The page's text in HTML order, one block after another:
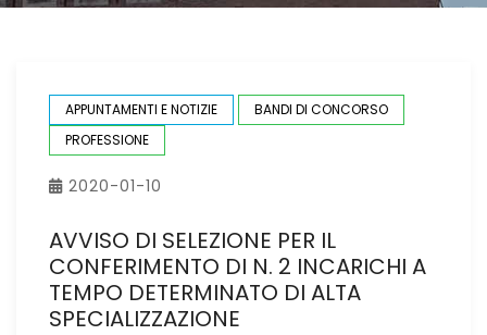
APPUNTAMENTI E NOTIZIE
BANDI DI CONCORSO
PROFESSIONE
2020-01-10
AVVISO DI SELEZIONE PER IL
CONFERIMENTO DI N. 2 INCARICHI A
TEMPO DETERMINATO DI ALTA
SPECIALIZZAZIONE